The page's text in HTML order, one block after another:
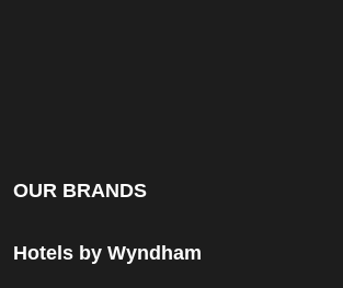
OUR BRANDS
Hotels by Wyndham